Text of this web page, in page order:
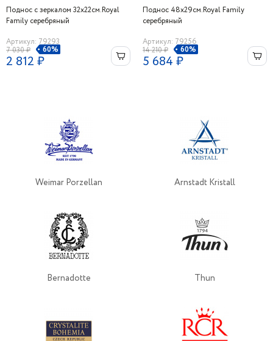
Поднос с зеркалом 32x22см.Royal
Family серебряный
Артикул: 79293
7 030 ₽
60%
2 812 ₽
Поднос 48x29см.Royal Family
серебряный
Артикул: 79256
14 210 ₽
60%
5 684 ₽
Weimar Porzellan Arnstadt Kristall
Bernadotte Thun